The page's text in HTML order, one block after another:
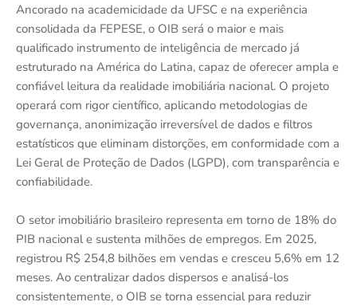
Ancorado na academicidade da UFSC e na experiência
consolidada da FEPESE, o OIB será o maior e mais
qualificado instrumento de inteligência de mercado já
estruturado na América do Latina, capaz de oferecer ampla e
confiável leitura da realidade imobiliária nacional. O projeto
operará com rigor científico, aplicando metodologias de
governança, anonimização irreversível de dados e filtros
estatísticos que eliminam distorções, em conformidade com a
Lei Geral de Proteção de Dados (LGPD), com transparência e
confiabilidade.
O setor imobiliário brasileiro representa em torno de 18% do
PIB nacional e sustenta milhões de empregos. Em 2025,
registrou R$ 254,8 bilhões em vendas e cresceu 5,6% em 12
meses. Ao centralizar dados dispersos e analisá-los
consistentemente, o OIB se torna essencial para reduzir